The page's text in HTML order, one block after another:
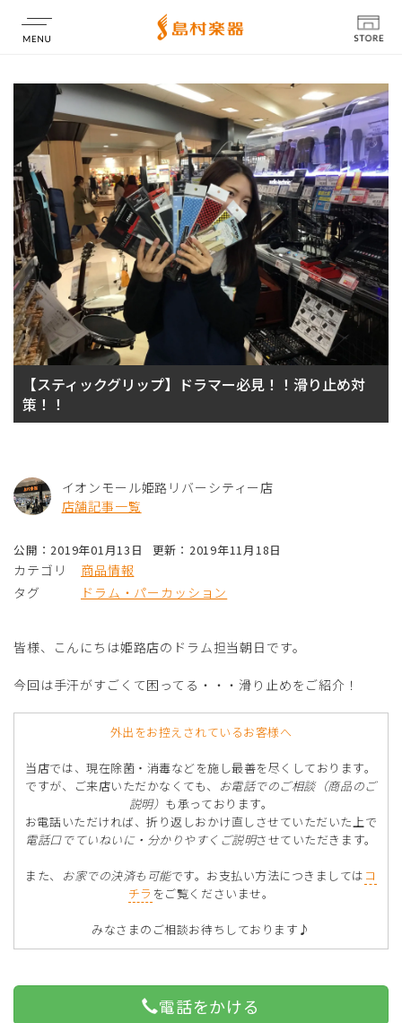
店舗情報
【スティックグリップ】ドラマー必見！！滑り止め対
策！！
イオンモール姫路リバーシティー店
店舗記事一覧
公開：2019年01月13日 更新：2019年11月18日
カテゴリ
商品情報
タグ
ドラム・パーカッション
皆様、こんにちは姫路店のドラム担当朝日です。
今回は手汗がすごくて困ってる・・・滑り止めをご紹介！
外出をお控えされているお客様へ
当店では、現在除菌・消毒などを施し最善を尽くしております。
ですが、ご来店いただかなくても、
お電話でのご相談（商品のご
説明） も承っております。
お電話いただければ、折り返しおかけ直しさせていただいた上で
電話口でていねいに・分かりやすくご説明させていただきます。
また、 お家での決済も可能です。お支払い方法につきましては コ
チラ をご覧くださいませ。
みなさまのご相談お待ちしております♪
電話をかける